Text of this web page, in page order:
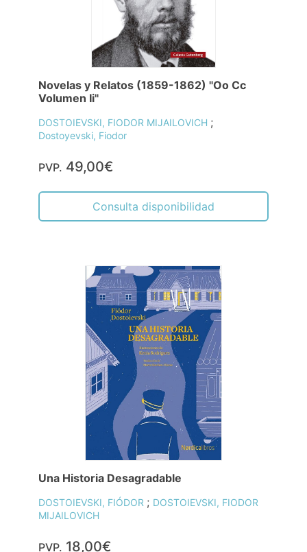
Novelas y Relatos (1859-1862) "Oo Cc
Volumen Ii"
DOSTOIEVSKI, FIODOR MIJAILOVICH ;
Dostoyevski, Fiodor
PVP. 49,00€
Consulta disponibilidad
Una Historia Desagradable
DOSTOIEVSKI, FIÓDOR ; DOSTOIEVSKI, FIODOR
MIJAILOVICH
PVP. 18,00€